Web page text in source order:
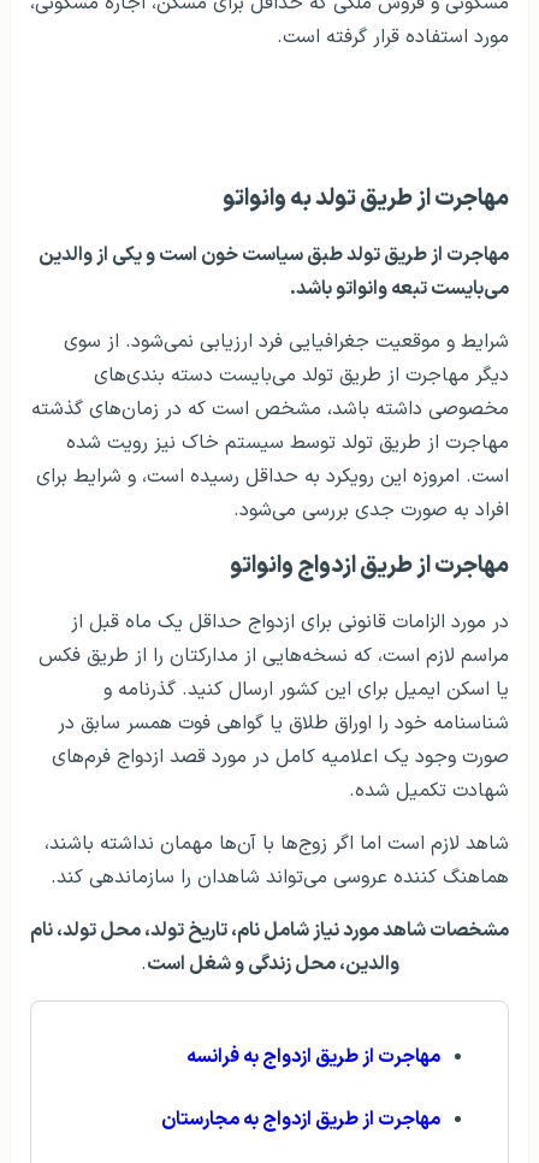
مورد استفاده قرار گرفته است.
مهاجرت از طریق تولد به وانواتو
مهاجرت از طریق تولد طبق سیاست خون است و یکی از والدین
می‌بایست تبعه وانواتو باشد.
شرایط و موقعیت جغرافیایی فرد ارزیابی نمی‌شود. از سوی
دیگر مهاجرت از طریق تولد می‌بایست دسته بندی‌های
مخصوصی داشته باشد، مشخص است که در زمان‌های گذشته
مهاجرت از طریق تولد توسط سیستم خاک نیز رویت شده
است. امروزه این رویکرد به حداقل رسیده است، و شرایط برای
افراد به صورت جدی بررسی می‌شود.
مهاجرت از طریق ازدواج وانواتو
در مورد الزامات قانونی برای ازدواج حداقل یک ماه قبل از
مراسم لازم است، که نسخه‌هایی از مدارکتان را از طریق فکس
یا اسکن ایمیل برای این کشور ارسال کنید. گذرنامه و
شناسنامه خود را اوراق طلاق یا گواهی فوت همسر سابق در
صورت وجود یک اعلامیه کامل در مورد قصد ازدواج فرم‌های
شهادت تکمیل شده.
شاهد لازم است اما اگر زوج‌ها با آن‌ها مهمان نداشته باشند،
هماهنگ کننده عروسی می‌تواند شاهدان را سازماندهی کند.
مشخصات شاهد مورد نیاز شامل نام، تاریخ تولد، محل تولد، نام
والدین، ​​محل زندگی و شغل است.
مهاجرت از طریق ازدواج به فرانسه
مهاجرت از طریق ازدواج به مجارستان